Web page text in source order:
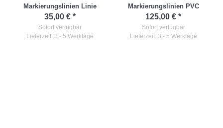
Markierungslinien Linie
35,00 € *
Sofort verfügbar
Lieferzeit: 3 - 5 Werktage
Markierungslinien PVC
125,00 € *
Sofort verfügbar
Lieferzeit: 3 - 5 Werktage